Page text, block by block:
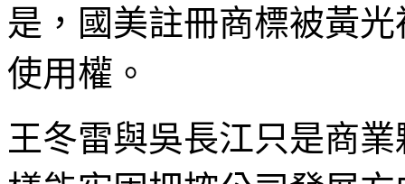
是，國美註冊商標被黃
使用權。
王冬雷與吳長江只是商